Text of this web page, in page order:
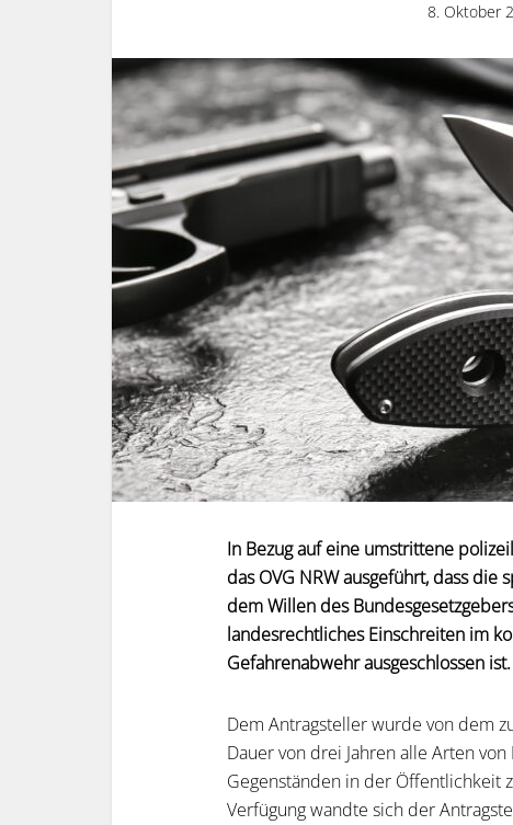
8. Oktober
In Bezug auf eine umstrittene
das OVG NRW ausgeführt, dass
dem Willen des
landesrechtliches Einschreiten im
Gefahrenabwehr ausgeschlossen ist.
Dem Antragsteller wurde von dem
Dauer von drei Jahren alle Arten
Gegenständen in der Öffentlichkeit
Verfügung wandte sich der